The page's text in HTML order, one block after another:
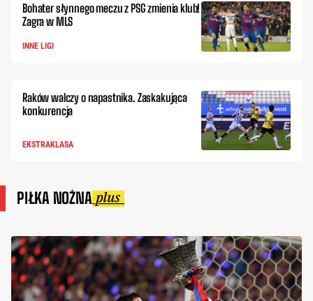
Bohater słynnego meczu z PSG zmienia klub!
Zagra w MLS
INNE LIGI
Raków walczy o napastnika. Zaskakująca
konkurencja
EKSTRAKLASA
PIŁKA NOŻNA